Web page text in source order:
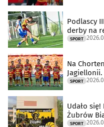
Podlascy
derby na
SPORT
Na
SPORT
Udało
Żubrów
SPORT